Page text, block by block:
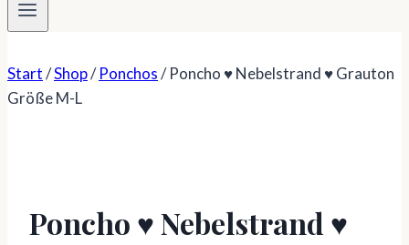
Start/Shop/ Ponchos/ Poncho ♥ Nebelstrand ♥ Grauton
Größe M-L
Poncho ♥ Nebelstrand ♥